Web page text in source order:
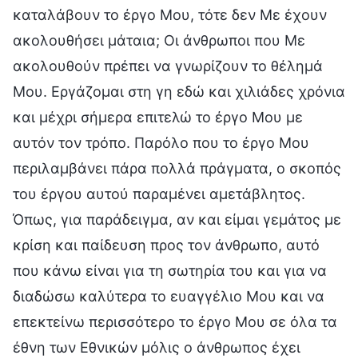
καταλάβουν το έργο Μου, τότε δεν Με έχουν
ακολουθήσει μάταια; Οι άνθρωποι που Με
ακολουθούν πρέπει να γνωρίζουν το θέλημά
Μου. Εργάζομαι στη γη εδώ και χιλιάδες χρόνια
και μέχρι σήμερα επιτελώ το έργο Μου με
αυτόν τον τρόπο. Παρόλο που το έργο Μου
περιλαμβάνει πάρα πολλά πράγματα, ο σκοπός
του έργου αυτού παραμένει αμετάβλητος.
Όπως, για παράδειγμα, αν και είμαι γεμάτος με
κρίση και παίδευση προς τον άνθρωπο, αυτό
που κάνω είναι για τη σωτηρία του και για να
διαδώσω καλύτερα το ευαγγέλιο Μου και να
επεκτείνω περισσότερο το έργο Μου σε όλα τα
έθνη των Εθνικών μόλις ο άνθρωπος έχει